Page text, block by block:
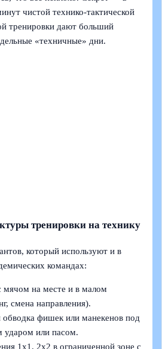
чистой технико-тактической
тренировки дают больший
«техничные» дни.
тренировки на технику
который используют и в
командах:
на месте и в малом
смена направления).
фишек или манекенов под
ударом или пасом.
1х1, 2х2 в ограниченной зоне с